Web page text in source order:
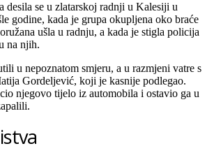
desila se u zlatarskoj radnji u Kalesiji u
godine, kada je grupa okupljena oko braće
ušla u radnju, a kada je stigla policija
na njih.
u nepoznatom smjeru, a u razmjeni vatre s
Gordeljević, koji je kasnije podlegao.
njegovo tijelo iz automobila i ostavio ga u